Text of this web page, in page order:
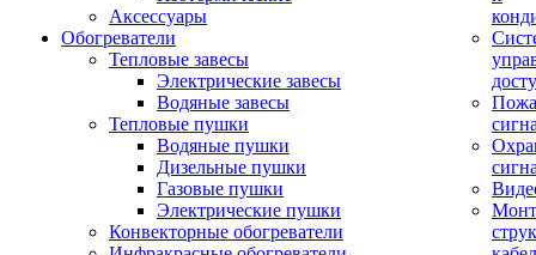
Аксессуары
Обогреватели
Тепловые завесы
Электрические завесы
Водяные завесы
Тепловые пушки
Водяные пушки
Дизельные пушки
Газовые пушки
Электрические пушки
Конвекторные обогреватели